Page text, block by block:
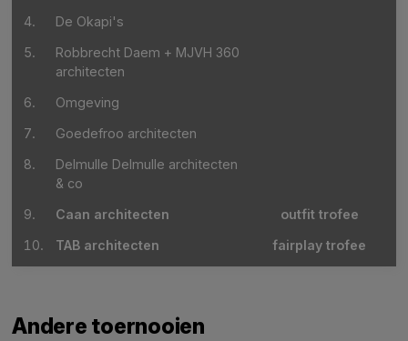
4.
De Okapi's
5.
Robbrecht Daem + MJVH 360
architecten
6.
Omgeving
7.
Goedefroo architecten
8.
Delmulle Delmulle architecten
& co
9.
Caan architecten
outfit trofee
10.
TAB architecten fairplay trofee
Andere toernooien